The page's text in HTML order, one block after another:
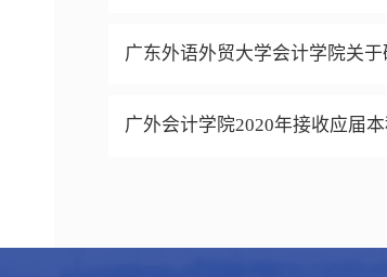
广东外语外贸大学会计学院关
广外会计学院2020年接收应届